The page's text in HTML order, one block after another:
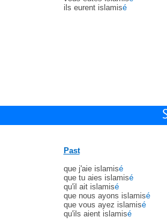
ils eurent islamisé
Past
que j'aie islamisé
que tu aies islamisé
qu'il ait islamisé
que nous ayons islamisé
que vous ayez islamisé
qu'ils aient islamisé